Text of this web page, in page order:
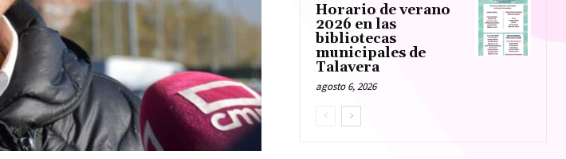
Horario de verano
2026 en las
bibliotecas
municipales de
Talavera
agosto 6, 2026